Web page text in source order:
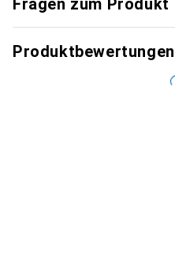
Produktbewertungen